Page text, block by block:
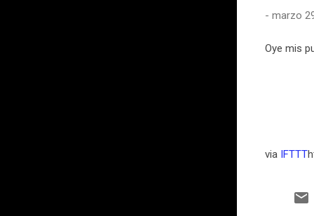
- marzo
Oye mis
via IFTTT